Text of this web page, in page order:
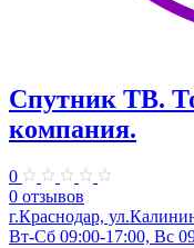
Спутник ТВ.
компания.
0
0 отзывов
г.Краснодар,
Вт-Сб 09:00-17:00, Вс